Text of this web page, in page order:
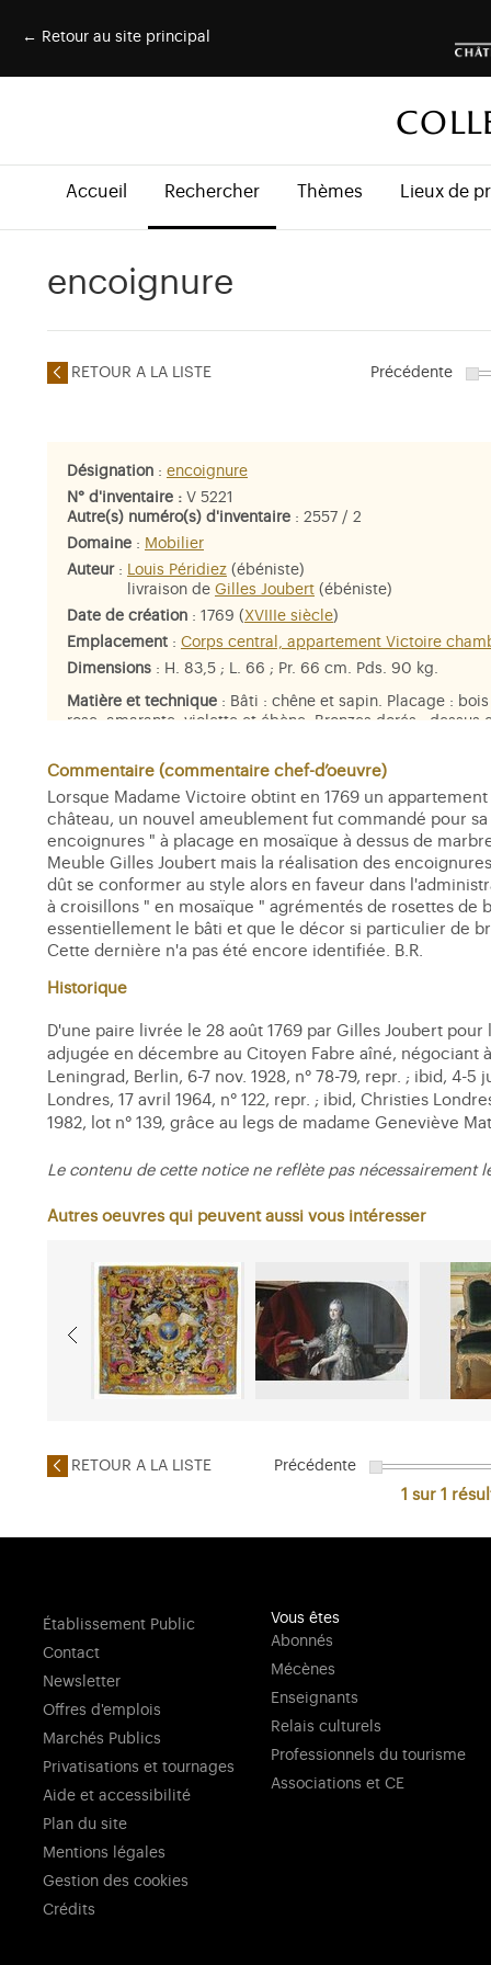
← Retour au site principal
Accueil Rechercher Thèmes Lieux de
encoignure
RETOUR A LA LISTE Précédente
Désignation : encoignure
N° d'inventaire : V 5221
Autre(s) numéro(s) d'inventaire : 2557 / 2
Domaine : Mobilier
Auteur: Louis Péridiez (ébéniste)
livraison de Gilles Joubert (ébéniste)
Date de création : 1769 ( XVIIIe siècle)
Emplacement : Corps central, appartement Victoire
Dimensions : H. 83,5 ; L. 66 ; Pr. 66 cm. Pds. 90 kg.
Matière et technique : Bâti : chêne et sapin. Placage :
rose, amarante, violette et ébène. Bronzes dorés ; dessus
Commentaire (commentaire chef-d’oeuvre)
Lorsque Madame Victoire obtint en 1769 un
château, un nouvel ameublement fut commandé pour
encoignures " à placage en mosaïque à dessus de
Meuble Gilles Joubert mais la réalisation des
dût se conformer au style alors en faveur dans
à croisillons " en mosaïque " agrémentés de rosettes de
essentiellement le bâti et que le décor si particulier de
Cette dernière n'a pas été encore identifiée. B.R.
Historique
D'une paire livrée le 28 août 1769 par Gilles Joubert
adjugée en décembre au Citoyen Fabre aîné, négociant
Leningrad, Berlin, 6-7 nov. 1928, n° 78-79, repr. ; ibid, 4-
Londres, 17 avril 1964, n° 122, repr. ; ibid, Christies
1982, lot n° 139, grâce au legs de madame Geneviève
Le contenu de cette notice ne reflète pas nécessairement
Autres oeuvres qui peuvent aussi vous intéresser
RETOUR A LA LISTE Précédente
1 sur 1
Établissement Public
Contact
Newsletter
Offres d'emplois
Marchés Publics
Privatisations et tournages
Aide et accessibilité
Plan du site
Mentions légales
Gestion des cookies
Crédits
Vous êtes
Abonnés
Mécènes
Enseignants
Relais culturels
Professionnels du tourisme
Associations et CE